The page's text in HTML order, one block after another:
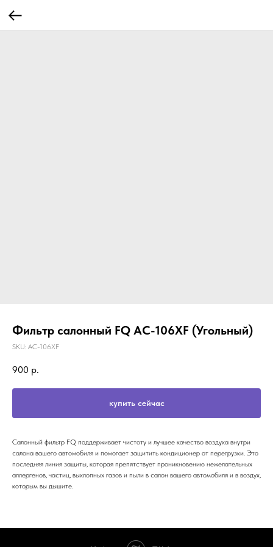
Фильтр салонный FQ AC-106XF (Угольный)
SKU: AC-106XF
900 р.
купить сейчас
Салонный фильтр FQ поддерживает чистоту и лучшее качество воздуха внутри
салона вашего автомобиля и помогает защитить кондиционер от перегрузки. Это
последняя линия защиты, которая препятствует проникновению нежелательных
аллергенов, частиц, выхлопных газов и пыли в салон вашего автомобиля и в воздух,
которым вы дышите.